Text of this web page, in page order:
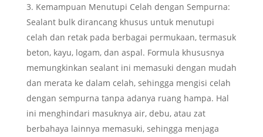
Kemampuan Menutupi Celah dengan Sempurna:
Sealant bulk dirancang khusus untuk menutupi
celah dan retak pada berbagai permukaan, termasuk
beton, kayu, logam, dan aspal. Formula khususnya
memungkinkan sealant ini memasuki dengan mudah
dan merata ke dalam celah, sehingga mengisi celah
dengan sempurna tanpa adanya ruang hampa. Hal
ini menghindari masuknya air, debu, atau zat
berbahaya lainnya memasuki, sehingga menjaga